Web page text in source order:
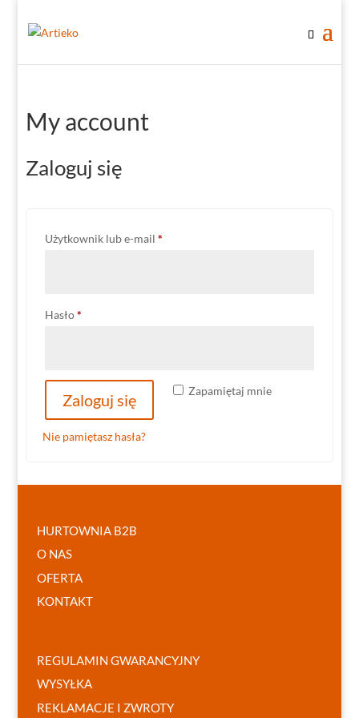
My account
Zaloguj się
Użytkownik lub e-mail*
Hasło*
Zapamiętaj mnie
Zaloguj się
Nie pamiętasz hasła?
HURTOWNIA B2B
O NAS
OFERTA
KONTAKT
REGULAMIN GWARANCYJNY
WYSYŁKA
REKLAMACJE I ZWROTY